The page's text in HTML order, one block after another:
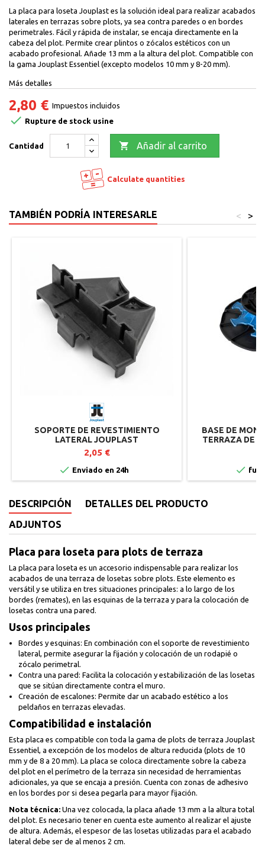
La placa para loseta Jouplast es la solución ideal para realizar acabados
laterales en terrazas sobre plots, ya sea contra paredes o en bordes
perimetrales. Fácil y rápida de instalar, se encaja directamente en la
cabeza del plot. Permite crear plintos o zócalos estéticos con un
acabado profesional. Añade 13 mm a la altura del plot. Compatible con
la gama Jouplast Essentiel (excepto modelos 10 mm y 8-20 mm).
Más detalles
2,80 € Impuestos incluidos
 Rupture de stock usine
Cantidad  Añadir al carrito
Calculate quantities
TAMBIÉN PODRÍA INTERESARLE >
<
SOPORTE DE REVESTIMIENTO
LATERAL JOUPLAST
2,05 €
 Enviado en 24h
BASE DE
TERRAZA DE

DESCRIPCIÓN
DETALLES DEL PRODUCTO
ADJUNTOS
Placa para loseta para plots de terraza
La placa para loseta es un accesorio indispensable para realizar los
acabados de una terraza de losetas sobre plots. Este elemento es
versátil y se utiliza en tres situaciones principales: a lo largo de los
bordes (remates), en las esquinas de la terraza y para la colocación de
losetas contra una pared.
Usos principales
Bordes y esquinas: En combinación con el soporte de revestimiento
lateral, permite asegurar la fijación y colocación de un rodapié o
zócalo perimetral.
Contra una pared: Facilita la colocación y estabilización de las losetas
que se sitúan directamente contra el muro.
Creación de escalones: Permite dar un acabado estético a los
peldaños en terrazas elevadas.
Compatibilidad e instalación
Esta placa es compatible con toda la gama de plots de terraza Jouplast
Essentiel, a excepción de los modelos de altura reducida (plots de 10
mm y de 8 a 20 mm). La placa se coloca directamente sobre la cabeza
del plot en el perímetro de la terraza sin necesidad de herramientas
adicionales, ya que se encaja a presión. Cuenta con zonas de adhesivo
en los bordes por si desea pegarla para mayor fijación.
Nota técnica: Una vez colocada, la placa añade 13 mm a la altura total
del plot. Es necesario tener en cuenta este aumento al realizar el ajuste
de altura. Además, el espesor de las losetas utilizadas para el acabado
lateral debe ser de al menos 2 cm.